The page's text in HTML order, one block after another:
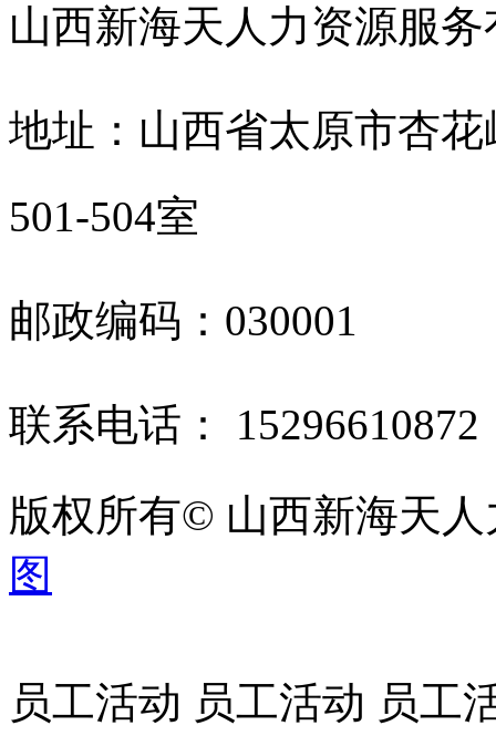
山西新海天人力资源服
地址：山西省太原市杏
501-504室
邮政编码：030001
联系电话：
版权所有© 山西新海天
图
员工活动 员工活动 员工